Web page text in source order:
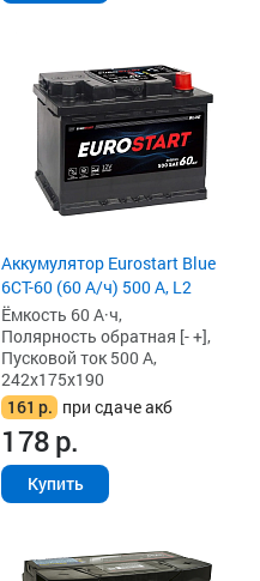
Аккумулятор Eurostart Blue
6CT-60 (60 А/ч) 500 А, L2
Ёмкость 60 А·ч,
Полярность обратная [- +],
Пусковой ток 500 А,
242x175x190
161 р. при сдаче акб
178р.
Купить